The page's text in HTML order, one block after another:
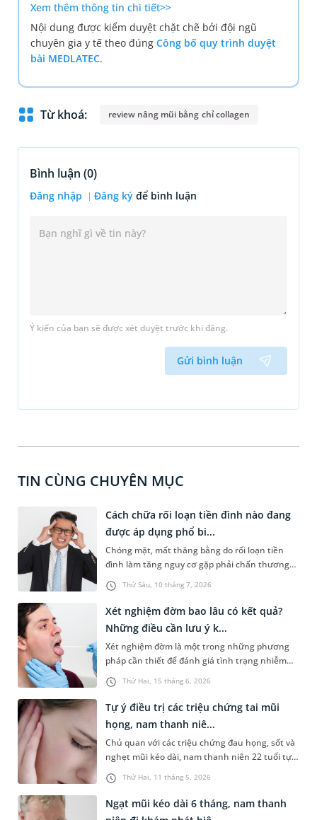
Xem thêm thông tin chi tiết>>
Nội dung được kiểm duyệt chặt chẽ bởi đội ngũ
chuyên gia y tế theo đúng Công bố quy trình duyệt
bài MEDLATEC.
Từ khoá: review nâng mũi bằng chỉ collagen
Bình luận (0)
Đăng nhập Đăng ký để bình luận
Ý kiến của bạn sẽ được xét duyệt trước khi đăng.
Gửi bình luận
TIN CÙNG CHUYÊN MỤC
Thứ Sáu, 10 tháng 7, 2026
Cách chữa rối loạn tiền đình nào đang
được áp dụng phổ bi...
Chóng mặt, mất thăng bằng do rối loạn tiền
đình làm tăng nguy cơ gặp phải chấn thương
nghiêm trọng. Bệnh dễ gặp hơn ở người trung
niên, cao tuổi hoặc người thường xuyên căng
thẳng, làm việc quá sức. Nội dung chia sẻ dưới
đây sẽ cùng bạn tìm hiểu cách chữa rối loạn
tiền đình giúp kiểm soát triệu chứng, hạn chế
tái phát và ngăn ngừa biến chứng nguy hiểm.
Thứ Hai, 15 tháng 6, 2026
Xét nghiệm đờm bao lâu có kết quả?
Những điều cần lưu ý k...
Xét nghiệm đờm là một trong những phương
pháp cần thiết để đánh giá tình trạng nhiễm
trùng, viêm hoặc bệnh lý tại đường hô hấp. Vậy
xét nghiệm đờm bao lâu có kết quả, cần lưu ý
những gì để tránh sai lệch kết quả? Những
thông tin sau đây sẽ giúp bạn làm rõ vấn đề này
và có tâm thế chủ động hơn trong quá trình
thăm khám.
Thứ Hai, 11 tháng 5, 2026
Tự ý điều trị các triệu chứng tai mũi
họng, nam thanh niê...
Chủ quan với các triệu chứng đau họng, sốt và
nghẹt mũi kéo dài, nam thanh niên 22 tuổi tự
mua thuốc điều trị tại nhà. Tuy nhiên, tình
trạng không cải thiện mà còn xuất hiện đau tai,
ù tai, nghe kém tăng dần. Khi đến thăm khám
chuyên khoa Tai Mũi Họng tại MEDLATEC, bệnh
Ngạt mũi kéo dài 6 tháng, nam thanh